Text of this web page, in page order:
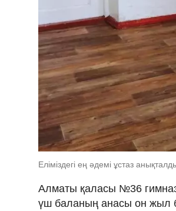
Еліміздегі ең әдемі ұстаз
Алматы қаласы №36
үш баланың анасы он жыл